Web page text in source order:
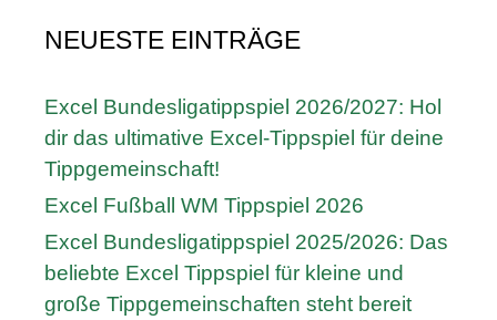
NEUESTE EINTRÄGE
Excel Bundesligatippspiel 2026/2027: Hol
dir das ultimative Excel-Tippspiel für deine
Tippgemeinschaft!
Excel Fußball WM Tippspiel 2026
Excel Bundesligatippspiel 2025/2026: Das
beliebte Excel Tippspiel für kleine und
große Tippgemeinschaften steht bereit